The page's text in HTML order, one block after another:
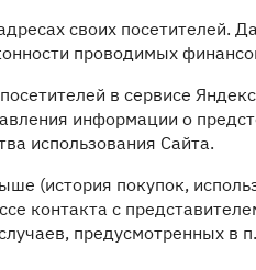
своих посетителей.
проводимых
в сервисе
информации о
использования Сайта.
(история покупок,
контакта с
предусмотренных в